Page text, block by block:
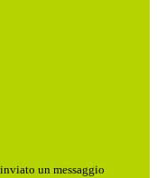
un messaggio